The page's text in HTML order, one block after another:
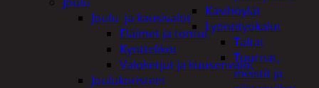
Käsihöylät
Lyöntityökalut
Taltat
Tuurnat,
meistit ja
Joulu- ja kausivalot
Eläimet ja tontut
Kyntteliköt
Valoketjut ja kuusenvalot
Joulukoristeet